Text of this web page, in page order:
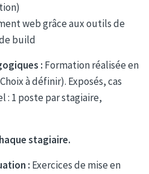
web grâce aux outils de
build
: Formation réalisée en
à définir). Exposés, cas
: 1 poste par stagiaire,
stagiaire.
: Exercices de mise en